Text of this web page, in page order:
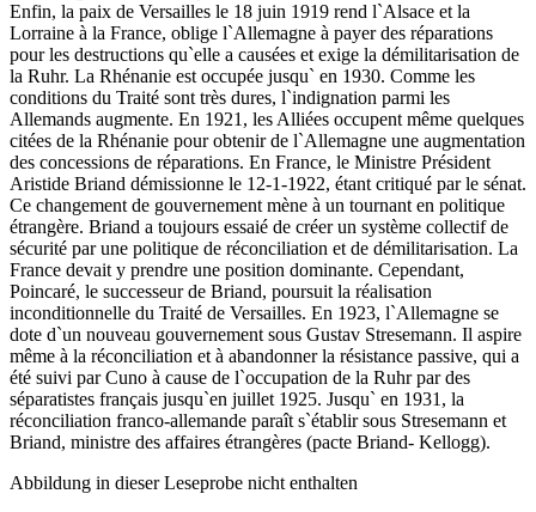
Enfin, la paix de Versailles le 18 juin 1919 rend l`Alsace et la
Lorraine à la France, oblige l`Allemagne à payer des réparations
pour les destructions qu`elle a causées et exige la démilitarisation de
la Ruhr. La Rhénanie est occupée jusqu` en 1930. Comme les
conditions du Traité sont très dures, l`indignation parmi les
Allemands augmente. En 1921, les Alliées occupent même quelques
citées de la Rhénanie pour obtenir de l`Allemagne une augmentation
des concessions de réparations. En France, le Ministre Président
Aristide Briand démissionne le 12-1-1922, étant critiqué par le sénat.
Ce changement de gouvernement mène à un tournant en politique
étrangère. Briand a toujours essaié de créer un système collectif de
sécurité par une politique de réconciliation et de démilitarisation. La
France devait y prendre une position dominante. Cependant,
Poincaré, le successeur de Briand, poursuit la réalisation
inconditionnelle du Traité de Versailles. En 1923, l`Allemagne se
dote d`un nouveau gouvernement sous Gustav Stresemann. Il aspire
même à la réconciliation et à abandonner la résistance passive, qui a
été suivi par Cuno à cause de l`occupation de la Ruhr par des
séparatistes français jusqu`en juillet 1925. Jusqu` en 1931, la
réconciliation franco-allemande paraît s`établir sous Stresemann et
Briand, ministre des affaires étrangères (pacte Briand- Kellogg).
Abbildung in dieser Leseprobe nicht enthalten